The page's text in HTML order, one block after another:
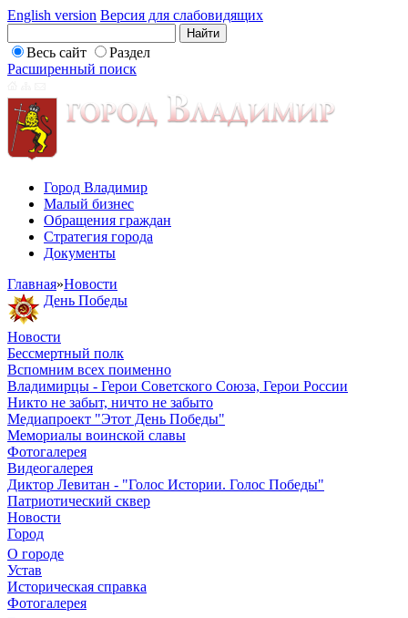
English version Версия для слабовидящих
Весь сайт
Раздел
Расширенный поиск
Город Владимир
Малый бизнес
Обращения граждан
Стратегия города
Документы
Главная»Новости
День Победы
Новости
Бессмертный полк
Вспомним всех поименно
Владимирцы - Герои Советского Союза, Герои России
Никто не забыт, ничто не забыто
Медиапроект "Этот День Победы"
Мемориалы воинской славы
Фотогалерея
Видеогалерея
Диктор Левитан - "Голос Истории. Голос Победы"
Патриотический сквер
Новости
Город
О городе
Устав
Историческая справка
Фотогалерея